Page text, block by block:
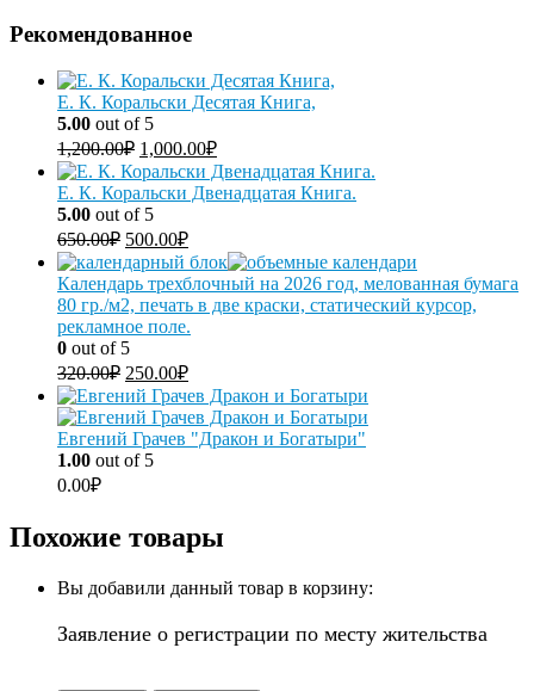
Рекомендованное
Е. К. Коральски Десятая Книга,
5.00 out of 5
1,200.00₽ 1,000.00₽
Е. К. Коральски Двенадцатая Книга.
5.00 out of 5
650.00₽ 500.00₽
Календарь трехблочный на 2026 год, мелованная бумага
80 гр./м2, печать в две краски, статический курсор,
рекламное поле.
0 out of 5
320.00₽ 250.00₽
Евгений Грачев "Дракон и Богатыри"
1.00 out of 5
0.00₽
Похожие товары
Вы добавили данный товар в корзину:
Заявление о регистрации по месту жительства